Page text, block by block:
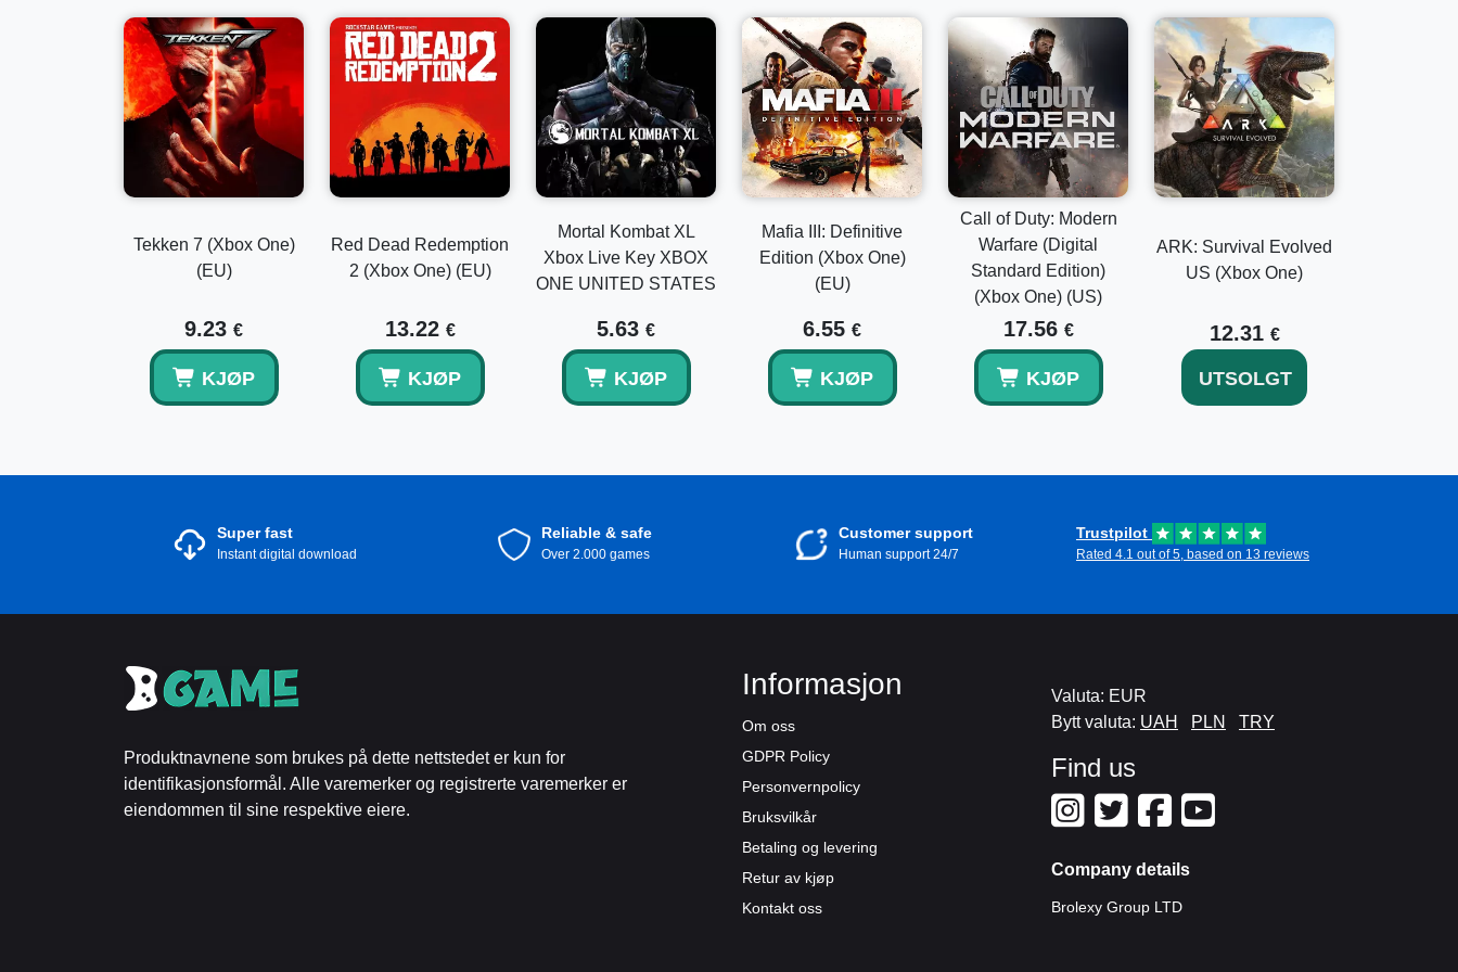
Tekken 7 (Xbox One)
(EU)
9.23 €
KJØP
Red Dead Redemption
2 (Xbox One) (EU)
13.22 €
KJØP
Mortal Kombat XL
Xbox Live Key XBOX
ONE UNITED STATES
5.63 €
KJØP
Mafia III: Definitive
Edition (Xbox One)
(EU)
6.55 €
KJØP
Call of Duty: Modern
Warfare (Digital
Standard Edition)
(Xbox One) (US)
17.56 €
KJØP
ARK: Survival Evolved
US (Xbox One)
12.31 €
UTSOLGT
Super fast
Instant digital download
Reliable & safe
Over 2.000 games
Customer support
Human support 24/7
Trustpilot
Rated 4.1 out of 5, based on 13 reviews
Produktnavnene som brukes på dette nettstedet er kun for
identifikasjonsformål. Alle varemerker og registrerte varemerker er
eiendommen til sine respektive eiere.
Informasjon
Om oss
GDPR Policy
Personvernpolicy
Bruksvilkår
Betaling og levering
Retur av kjøp
Kontakt oss
Valuta: EUR
Bytt valuta: UAH PLN TRY
Find us
Company details
Brolexy Group LTD